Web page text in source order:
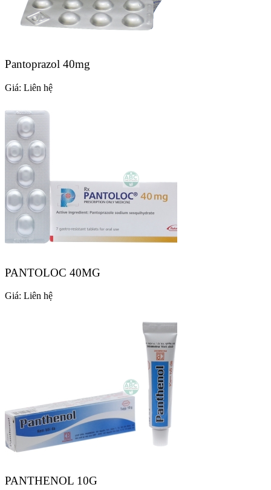
Pantoprazol 40mg
Giá: Liên hệ
PANTOLOC 40MG
Giá: Liên hệ
PANTHENOL 10G